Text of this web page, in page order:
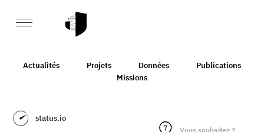
Actualités Projets Données
Publications
Missions
status.io